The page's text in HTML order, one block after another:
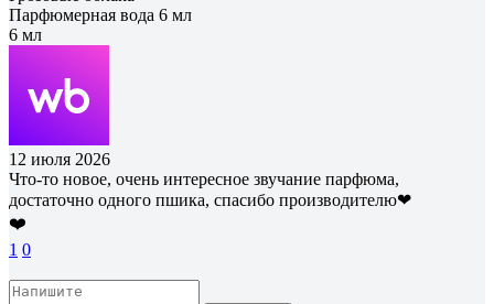
Парфюмерная вода 6 мл
6 мл
12 июля 2026
Что-то новое, очень интересное звучание парфюма,
достаточно одного пшика, спасибо производителю❤
❤️
1 0